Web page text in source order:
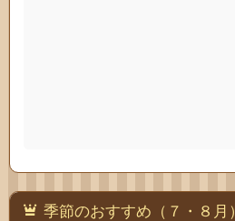
季節のおすすめ（７・８月）